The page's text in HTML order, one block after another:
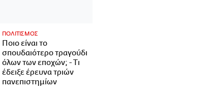
ΠΟΛΙΤΙΣΜΟΣ
Ποιο είναι το
σπουδαιότερο τραγούδι
όλων των εποχών; - Τι
έδειξε έρευνα τριών
πανεπιστημίων